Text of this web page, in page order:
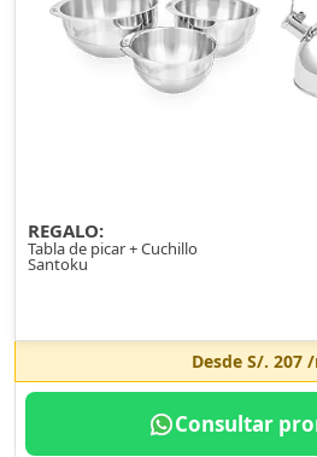
REGALO:
Tabla de picar + Cuchillo
Santoku
Desde S/. 207/
Consultar